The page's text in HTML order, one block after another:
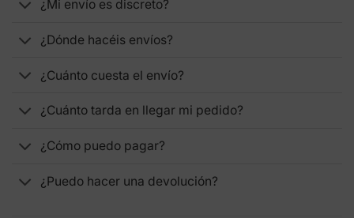
¿Mi envío es discreto?
¿Dónde hacéis envíos?
¿Cuánto cuesta el envío?
¿Cuánto tarda en llegar mi pedido?
¿Cómo puedo pagar?
¿Puedo hacer una devolución?